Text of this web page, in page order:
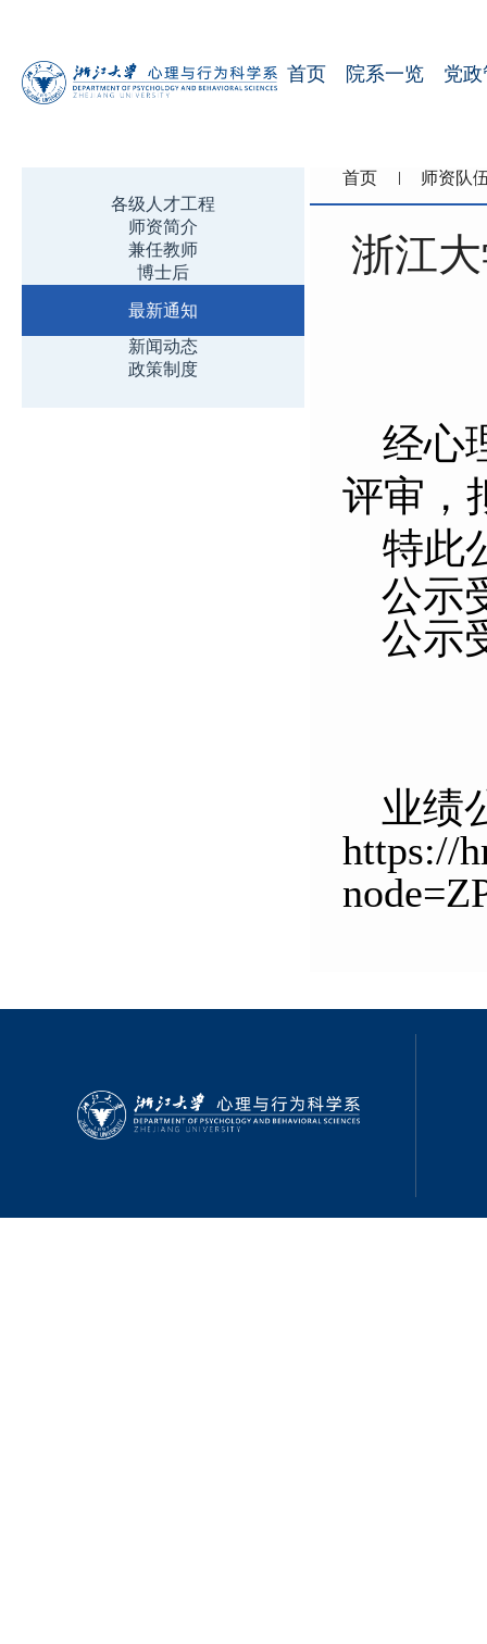
首页 院系一览 党
各级人才工程
师资简介
兼任教师
博士后
最新通知
新闻动态
政策制度
首页 师资队
浙江
经心
评审，
特此
公示
公示
业绩
https://